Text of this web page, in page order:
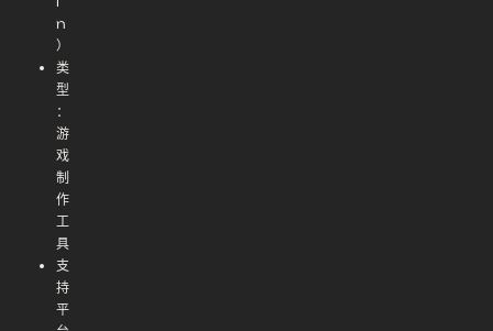
n
）
类
型
：
游
戏
制
作
工
具
支
持
平